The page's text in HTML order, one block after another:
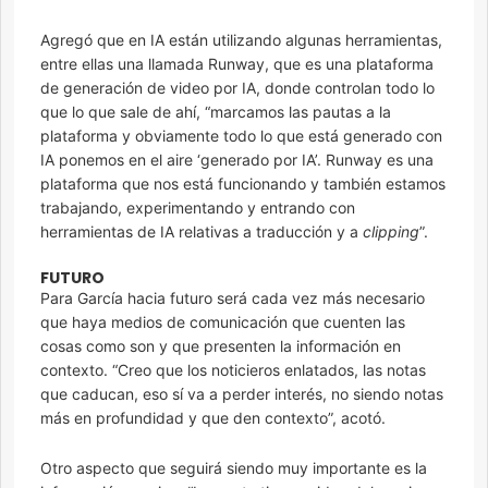
Agregó que en IA están utilizando algunas herramientas,
entre ellas una llamada Runway, que es una plataforma
de generación de video por IA, donde controlan todo lo
que lo que sale de ahí, “marcamos las pautas a la
plataforma y obviamente todo lo que está generado con
IA ponemos en el aire ‘generado por IA’. Runway es una
plataforma que nos está funcionando y también estamos
trabajando, experimentando y entrando con
herramientas de IA relativas a traducción y a clipping”.
FUTURO
Para García hacia futuro será cada vez más necesario
que haya medios de comunicación que cuenten las
cosas como son y que presenten la información en
contexto. “Creo que los noticieros enlatados, las notas
que caducan, eso sí va a perder interés, no siendo notas
más en profundidad y que den contexto”, acotó.
Otro aspecto que seguirá siendo muy importante es la